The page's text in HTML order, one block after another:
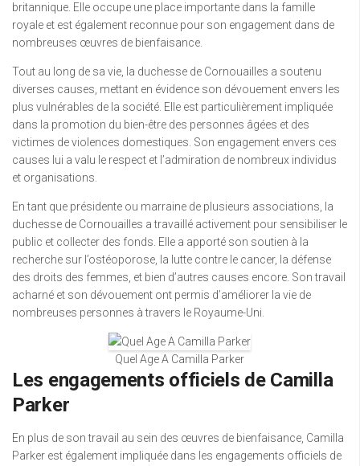
britannique. Elle occupe une place importante dans la famille
royale et est également reconnue pour son engagement dans de
nombreuses œuvres de bienfaisance.
Tout au long de sa vie, la duchesse de Cornouailles a soutenu
diverses causes, mettant en évidence son dévouement envers les
plus vulnérables de la société. Elle est particulièrement impliquée
dans la promotion du bien-être des personnes âgées et des
victimes de violences domestiques. Son engagement envers ces
causes lui a valu le respect et l’admiration de nombreux individus
et organisations.
En tant que présidente ou marraine de plusieurs associations, la
duchesse de Cornouailles a travaillé activement pour sensibiliser le
public et collecter des fonds. Elle a apporté son soutien à la
recherche sur l’ostéoporose, la lutte contre le cancer, la défense
des droits des femmes, et bien d’autres causes encore. Son travail
acharné et son dévouement ont permis d’améliorer la vie de
nombreuses personnes à travers le Royaume-Uni.
Quel Age A Camilla Parker
Les engagements officiels de Camilla
Parker
En plus de son travail au sein des œuvres de bienfaisance, Camilla
Parker est également impliquée dans les engagements officiels de